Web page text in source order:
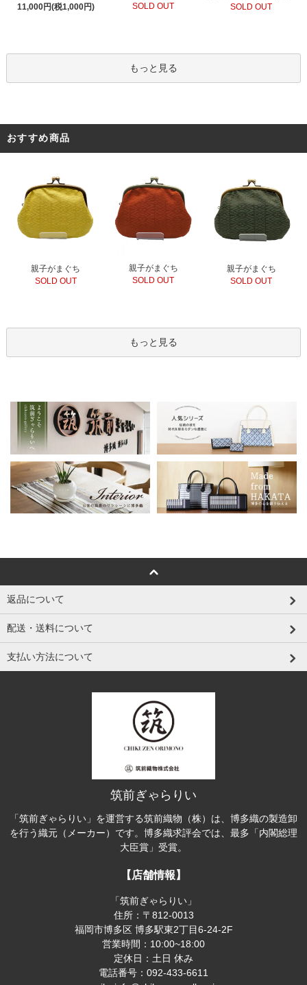
11,000円(税1,000円)
SOLD OUT
SOLD OUT
もっと見る
おすすめ商品
親子がまぐち
SOLD OUT
親子がまぐち
SOLD OUT
親子がまぐち
SOLD OUT
もっと見る
返品について
配送・送料について
支払い方法について
筑前ぎゃらりい
「筑前ぎゃらりい」を運営する筑前織物（株）は、博多織の製造卸
を行う織元（メーカー）です。博多織求評会では、最多「内閣総理
大臣賞」受賞。
【店舗情報】
「筑前ぎゃらりい」
住所：〒812-0013
福岡市博多区 博多駅東2丁目6-24-2F
営業時間：10:00~18:00
定休日：土日 休み
電話番号：092-433-6611